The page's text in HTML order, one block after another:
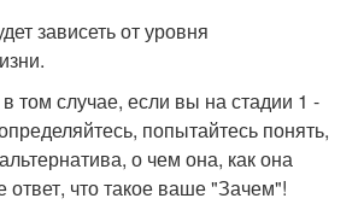
зависеть от уровня
том случае, если вы на стадии 1 -
попытайтесь понять,
о чем она, как она
ответ, что такое ваше "Зачем"!